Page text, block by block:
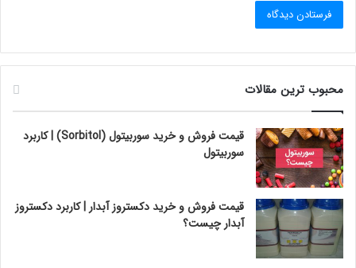
محبوب ترین مقالات
قیمت فروش و خرید سوربیتول (Sorbitol) | کاربرد
سوربیتول
قیمت فروش و خرید دکستروز آبدار | کاربرد دکستروز
آبدار چیست؟